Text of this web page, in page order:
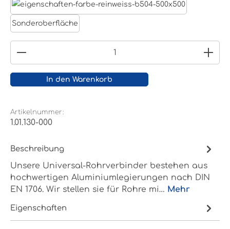
Sonderoberfläche
Produkt Anzahl: Gib den gewünschten Wert
In den Warenkorb
Artikelnummer:
1.01.130-000
Beschreibung
Unsere Universal-Rohrverbinder bestehen aus
hochwertigen Aluminiumlegierungen nach DIN
EN 1706. Wir stellen sie für Rohre mi… Mehr
Eigenschaften